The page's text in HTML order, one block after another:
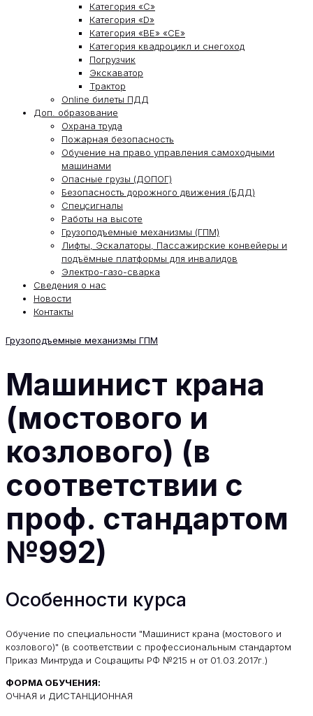
Категория «С»
Категория «D»
Категория «ВЕ» «СЕ»
Категория квадроцикл и снегоход
Погрузчик
Экскаватор
Трактор
Online билеты ПДД
Доп. образование
Охрана труда
Пожарная безопасность
Обучение на право управления самоходными
машинами
Опасные грузы (ДОПОГ)
Безопасность дорожного движения (БДД)
Спецсигналы
Работы на высоте
Грузоподъемные механизмы (ГПМ)
Лифты, Эскалаторы, Пассажирские конвейеры и
подъёмные платформы для инвалидов
Электро-газо-сварка
Сведения о нас
Новости
Контакты
Грузоподъемные механизмы ГПМ
Машинист крана
(мостового и
козлового) (в
соответствии с
проф. стандартом
№992)
Особенности курса
Обучение по специальности "Машинист крана (мостового и
козлового)" (в соответствии с профессиональным стандартом
Приказ Минтруда и Соцзащиты РФ №215 н от 01.03.2017г.)
ФОРМА ОБУЧЕНИЯ:
ОЧНАЯ и ДИСТАНЦИОННАЯ